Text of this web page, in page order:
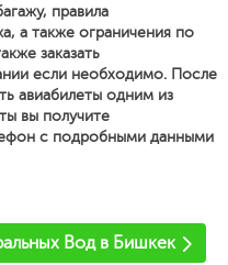
правила
а также ограничения по
заказать
если необходимо. После
авиабилеты одним из
вы получите
с подробными данными
Вод в Бишкек